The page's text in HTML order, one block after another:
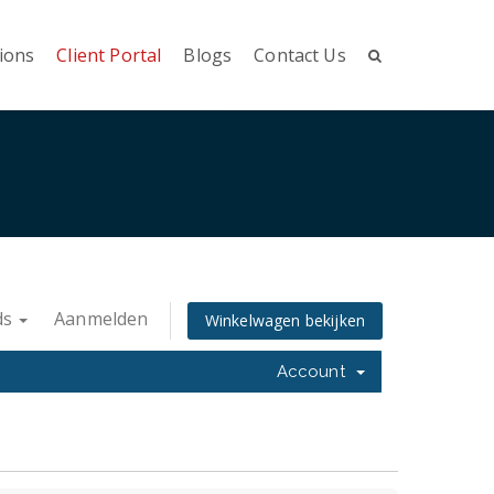
Client Portal Blogs Contact Us
Aanmelden Winkelwagen bekijken
Account